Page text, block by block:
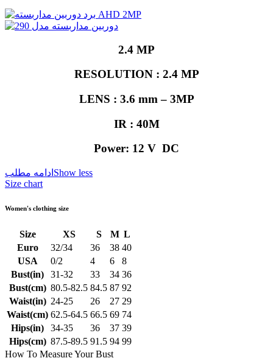
2.4 MP
RESOLUTION : 2.4 MP
LENS : 3.6 mm – 3MP
IR : 40M
Power: 12 V DC
ادامه مطلب Show less
Size chart
Women's clothing size
Size XS S M L
Euro
32/34 36 38 40
USA
0/2 4 6
8
Bust(in)
31-32 33 34 36
Bust(cm) 80.5-82.5 84.5 87 92
Waist(in) 24-25 26 27 29
Waist(cm) 62.5-64.5 66.5 69 74
Hips(in)
34-35 36 37 39
Hips(cm) 87.5-89.5 91.5 94 99
How To Measure Your Bust